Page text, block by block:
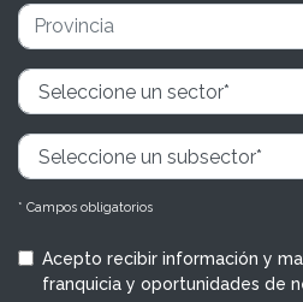
* Campos obligatorios
Acepto recibir información y
franquicia y oportunidades de